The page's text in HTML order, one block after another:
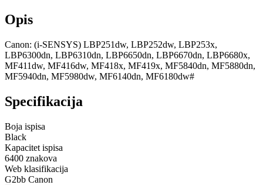
Opis
Canon: (i-SENSYS) LBP251dw, LBP252dw, LBP253x,
LBP6300dn, LBP6310dn, LBP6650dn, LBP6670dn, LBP6680x,
MF411dw, MF416dw, MF418x, MF419x, MF5840dn, MF5880dn,
MF5940dn, MF5980dw, MF6140dn, MF6180dw#
Specifikacija
Boja ispisa
Black
Kapacitet ispisa
6400 znakova
Web klasifikacija
G2bb Canon